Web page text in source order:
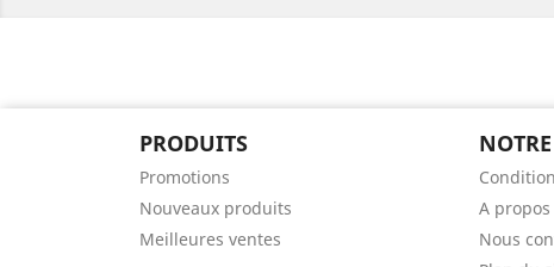
PRODUITS
Promotions
Nouveaux produits
Meilleures ventes
A propos
Nous